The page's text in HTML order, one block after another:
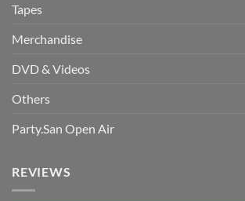
Tapes
Merchandise
DVD & Videos
Others
Party.San Open Air
REVIEWS